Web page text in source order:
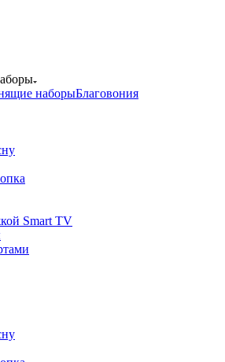
наборыБлаговония
Smart TV